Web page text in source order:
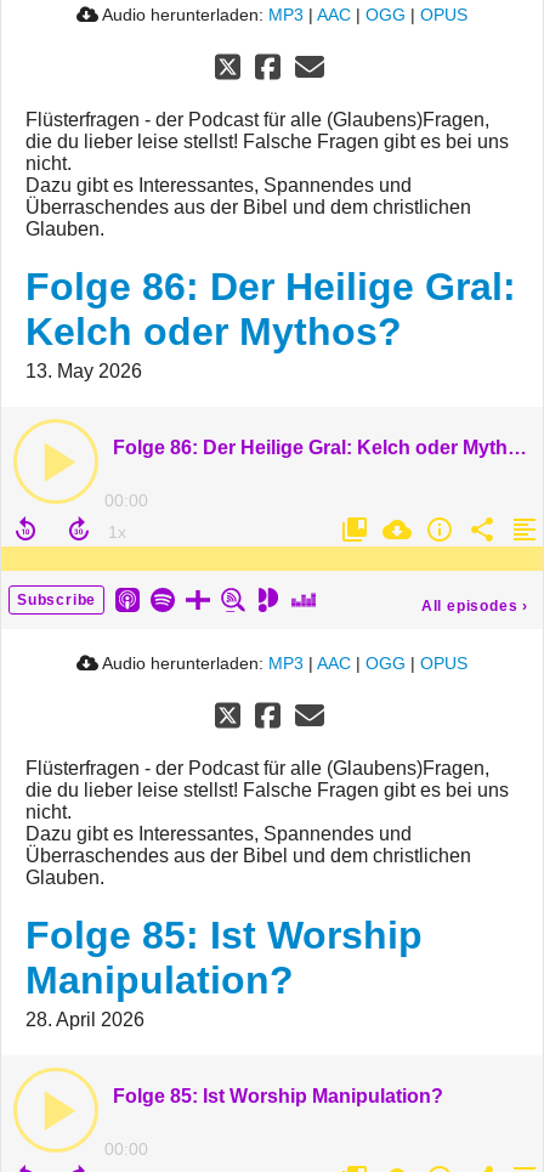
Audio herunterladen: MP3 | AAC | OGG | OPUS
Flüsterfragen - der Podcast für alle (Glaubens)Fragen,
die du lieber leise stellst! Falsche Fragen gibt es bei uns
nicht.
Dazu gibt es Interessantes, Spannendes und
Überraschendes aus der Bibel und dem christlichen
Glauben.
Folge 86: Der Heilige Gral:
Kelch oder Mythos?
13. May 2026
Folge 86: Der Heilige Gral: Kelch oder Mythos?
00:00
Subscribe All episodes ›
Audio herunterladen: MP3 | AAC | OGG | OPUS
Flüsterfragen - der Podcast für alle (Glaubens)Fragen,
die du lieber leise stellst! Falsche Fragen gibt es bei uns
nicht.
Dazu gibt es Interessantes, Spannendes und
Überraschendes aus der Bibel und dem christlichen
Glauben.
Folge 85: Ist Worship
Manipulation?
28. April 2026
Folge 85: Ist Worship Manipulation?
00:00